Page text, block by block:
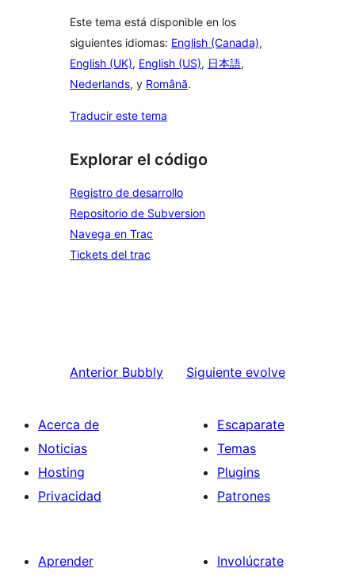
Este tema está disponible en los
siguientes idiomas: English (Canada),
English (UK), English (US), 日本語,
Nederlands, y Română.
Traducir este tema
Explorar el código
Registro de desarrollo
Repositorio de Subversion
Navega en Trac
Tickets del trac
Anterior Bubbly Siguiente evolve
Acerca de
Noticias
Hosting
Privacidad
Escaparate
Temas
Plugins
Patrones
Aprender
Involúcrate